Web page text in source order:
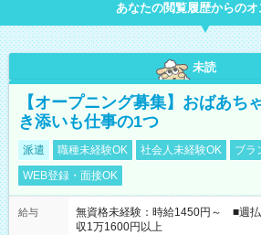
あなたの閲覧履歴からのオ
未読
【オープニング募集】おばあち
き添いも仕事の1つ
派遣 職種未経験OK 社会人未経験OK
ブラ
WEB登録・面接OK
給与
無資格未経験：時給1450円～ ■週
収1万1600円以上